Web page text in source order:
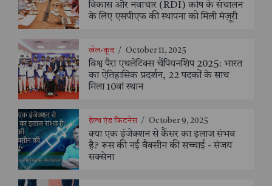
विकास और नवाचार (RDI) कोष के संचालन
के लिए एसपीएफ की स्थापना को मिली मंज़ूरी
खेल-कूद / October 11, 2025
विश्व पैरा एथलेटिक्स चैंपियनशिप 2025: भारत
का ऐतिहासिक प्रदर्शन, 22 पदकों के साथ
मिला 10वां स्थान
हेल्थ एंड फिटनेस / October 9, 2025
क्या एक इंजेक्शन से कैंसर का इलाज संभव
है? रूस की नई वैक्सीन की सच्चाई - संजय
सक्सेना